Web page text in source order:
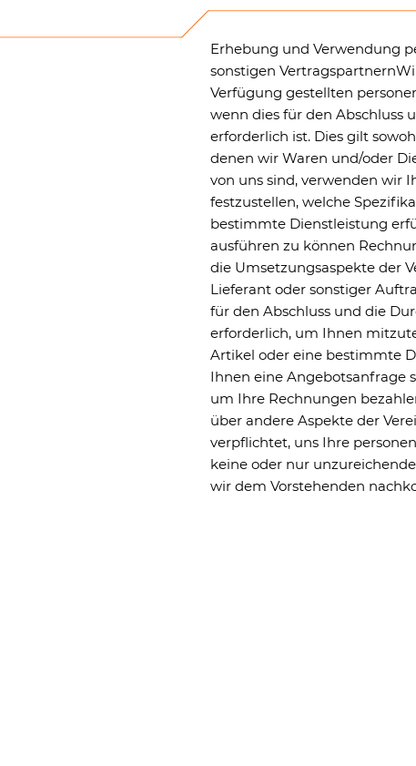
Erhebung und Verwendung
sonstigen
Verfügung gestellten
wenn dies für den Abschluss
erforderlich ist. Dies gilt
denen wir Waren und/oder
von uns sind, verwenden wir
festzustellen, welche
bestimmte Dienstleistung
ausführen zu können
die Umsetzungsaspekte der
Lieferant oder sonstiger
für den Abschluss und die
erforderlich, um Ihnen
Artikel oder eine bestimmte
Ihnen eine Angebotsanfrage
um Ihre Rechnungen
über andere Aspekte der
verpflichtet, uns Ihre
keine oder nur
wir dem Vorstehenden